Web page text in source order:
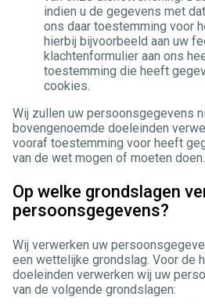
indien u de gegevens met
ons daar toestemming voor
hierbij bijvoorbeeld aan uw
klachtenformulier aan ons
toestemming die heeft
cookies.
Wij zullen uw persoonsgegevens
bovengenoemde doeleinden
vooraf toestemming voor heeft
van de wet mogen of moeten doen.
Op welke grondslagen
persoonsgegevens?
Wij verwerken uw
een wettelijke grondslag. Voor de
doeleinden verwerken wij uw
van de volgende grondslagen: